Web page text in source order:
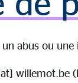
abus ou
willemot.be